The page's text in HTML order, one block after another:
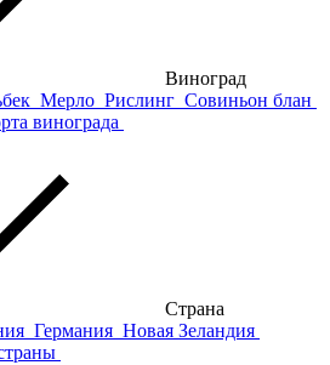
Виноград
Мерло Рислинг Совиньон блан
винограда
Страна
Германия Новая Зеландия